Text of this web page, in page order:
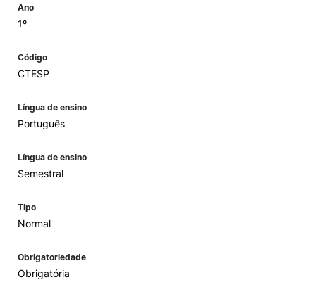
Ano
1º
Código
CTESP
Língua de ensino
Português
Língua de ensino
Semestral
Tipo
Normal
Obrigatoriedade
Obrigatória